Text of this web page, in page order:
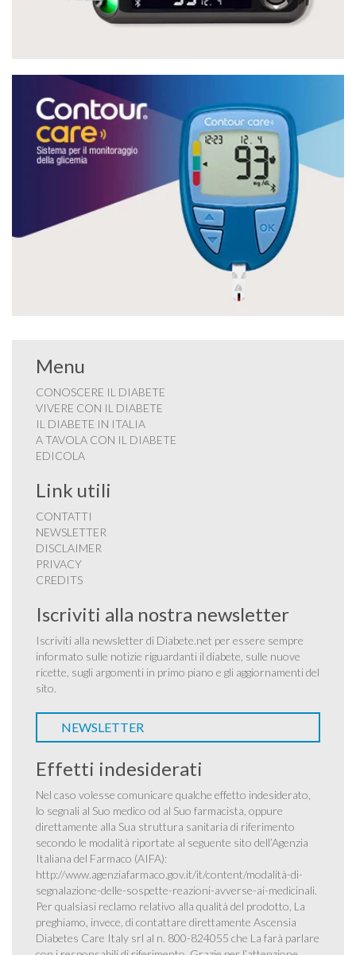
Menu
CONOSCERE IL DIABETE
VIVERE CON IL DIABETE
IL DIABETE IN ITALIA
A TAVOLA CON IL DIABETE
EDICOLA
Link utili
CONTATTI
NEWSLETTER
DISCLAIMER
PRIVACY
CREDITS
Iscriviti alla nostra newsletter
Iscriviti alla newsletter di Diabete.net per essere sempre
informato sulle notizie riguardanti il diabete, sulle nuove
ricette, sugli argomenti in primo piano e gli aggiornamenti del
sito.
NEWSLETTER
Effetti indesiderati
Nel caso volesse comunicare qualche effetto indesiderato,
lo segnali al Suo medico od al Suo farmacista, oppure
direttamente alla Sua struttura sanitaria di riferimento
secondo le modalità riportate al seguente sito dell’Agenzia
Italiana del Farmaco (AIFA):
http://www.agenziafarmaco.gov.it/it/content/modalità-di-
segnalazione-delle-sospette-reazioni-avverse-ai-medicinali.
Per qualsiasi reclamo relativo alla qualità del prodotto, La
preghiamo, invece, di contattare direttamente Ascensia
Diabetes Care Italy srl al n. 800-824055 che La farà parlare